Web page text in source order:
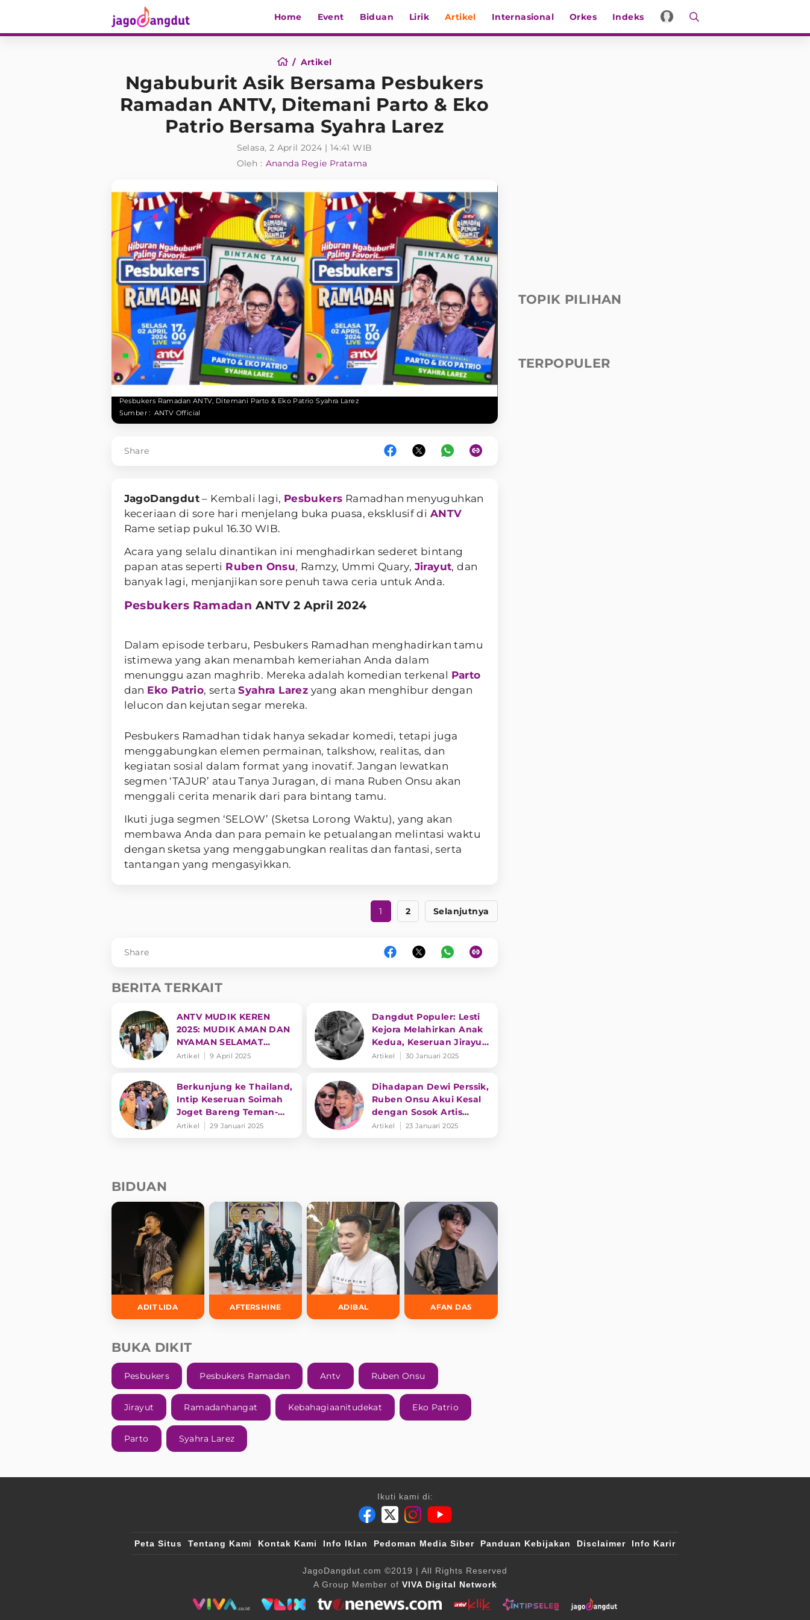
Home Event Biduan Lirik Artikel Internasional Orkes Indeks
Artikel
Ngabuburit Asik Bersama Pesbukers
Ramadan ANTV, Ditemani Parto & Eko
Patrio Bersama Syahra Larez
Selasa, 2 April 2024 | 14:41 WIB
Oleh : Ananda Regie Pratama
Pesbukers Ramadan ANTV, Ditemani Parto & Eko Patrio Syahra Larez
Sumber : ANTV Official
Share
JagoDangdut– Kembali lagi, Pesbukers Ramadhan menyuguhkan
keceriaan di sore hari menjelang buka puasa, eksklusif di ANTV
Rame setiap pukul 16.30 WIB.
Acara yang selalu dinantikan ini menghadirkan sederet bintang
papan atas seperti Ruben Onsu, Ramzy, Ummi Quary, Jirayut, dan
banyak lagi, menjanjikan sore penuh tawa ceria untuk Anda.
Pesbukers Ramadan ANTV 2 April 2024
Dalam episode terbaru, Pesbukers Ramadhan menghadirkan tamu
istimewa yang akan menambah kemeriahan Anda dalam
menunggu azan maghrib. Mereka adalah komedian terkenal Parto
dan Eko Patrio, sertaSyahra Larez yang akan menghibur dengan
lelucon dan kejutan segar mereka.
Pesbukers Ramadhan tidak hanya sekadar komedi, tetapi juga
menggabungkan elemen permainan, talkshow, realitas, dan
kegiatan sosial dalam format yang inovatif. Jangan lewatkan
segmen ‘TAJUR’ atau Tanya Juragan, di mana Ruben Onsu akan
menggali cerita menarik dari para bintang tamu.
Ikuti juga segmen ‘SELOW’ (Sketsa Lorong Waktu), yang akan
membawa Anda dan para pemain ke petualangan melintasi waktu
dengan sketsa yang menggabungkan realitas dan fantasi, serta
tantangan yang mengasyikkan.
1 2 Selanjutnya
Share
BERITA TERKAIT
ANTV MUDIK KEREN
2025: MUDIK AMAN DAN
NYAMAN SELAMAT
SAMPAI TUJUAN
Artikel 9 April 2025
Dangdut Populer: Lesti
Kejora Melahirkan Anak
Kedua, Keseruan Jirayut
dan Soimah
Artikel 30 Januari 2025
Berkunjung ke Thailand,
Intip Keseruan Soimah
Joget Bareng Teman-
Teman Jirayut
Artikel 29 Januari 2025
Dihadapan Dewi Perssik,
Ruben Onsu Akui Kesal
dengan Sosok Artis
Inisial M
Artikel 23 Januari 2025
BIDUAN
ADIT LIDA AFTERSHINE ADIBAL AFAN DA5
BUKA DIKIT
Pesbukers Pesbukers Ramadan Antv Ruben Onsu
Jirayut Ramadanhangat Kebahagiaanitudekat Eko Patrio
Parto Syahra Larez
TOPIK PILIHAN
TERPOPULER
Ikuti kami di:
Peta Situs Tentang Kami Kontak Kami Info Iklan Pedoman Media Siber Panduan Kebijakan Disclaimer Info Karir
JagoDangdut.com ©2019 | All Rights Reserved
A Group Member of VIVA Digital Network